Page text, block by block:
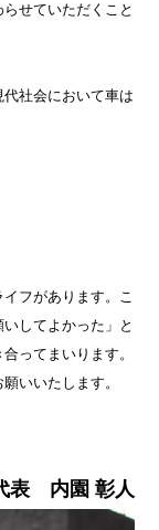
せていただくこと
社会において車は
フがあります。こ
してよかった」と
ってまいります。
いいたします。
表 内園 彰人